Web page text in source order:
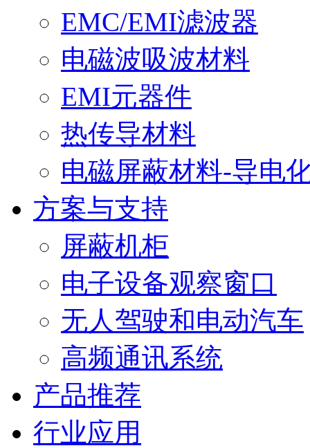
EMC/EMI滤波器
电磁波吸波材料
EMI元器件
热传导材料
电磁屏蔽材料-导电
方案与支持
屏蔽机柜
电子设备观察窗口
无人驾驶和电动汽车
高频通讯系统
产品推荐
行业应用